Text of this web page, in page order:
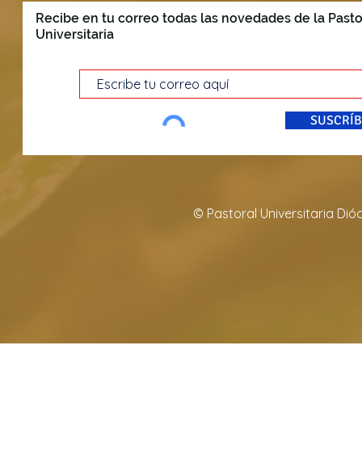
Recibe en tu correo todas las novedades de la
Universitaria
© Pastoral Universitaria